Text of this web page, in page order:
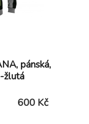
pánská,
žlutá
600 Kč